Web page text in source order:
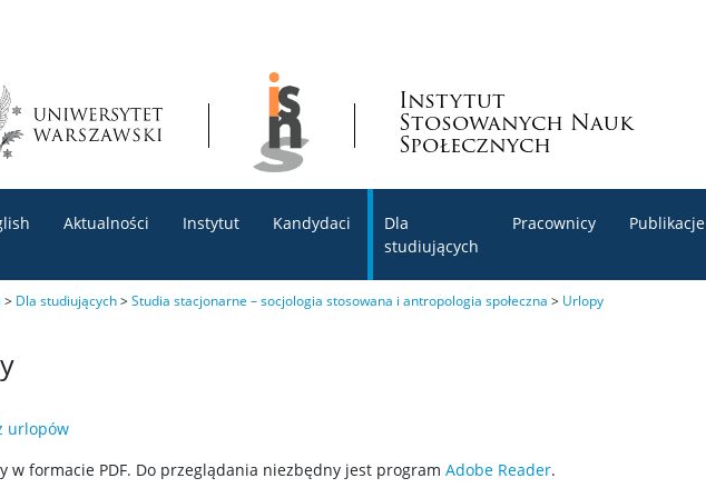
Instytut
Stosowanych Nauk
Społecznych
Aktualności Instytut Kandydaci
Dla
studiujących
Pracownicy Publikacje
> Dla studiujących>Studia stacjonarne – socjologia stosowana i antropologia społeczna > Urlopy
urlopów
w formacie PDF. Do przeglądania niezbędny jest program Adobe Reader.